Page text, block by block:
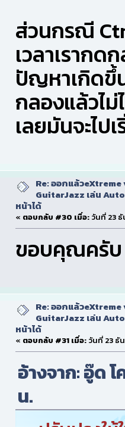
ส่วนกรณี
เวลาเราก
ปัญหาเกิดขึ้
กลองแล้วไ
เลยมันจะไป
Re: ออกแล้ว
GuitarJazz เล่น
หน้าได้
« ตอบกลับ #30 เมื่อ: วันที่ 23
ขอบคุณครับ
Re: ออกแล้ว
GuitarJazz เล่น
หน้าได้
« ตอบกลับ #31 เมื่อ: วันที่ 23 ธั
อ้างจาก: อู๊ด
น.